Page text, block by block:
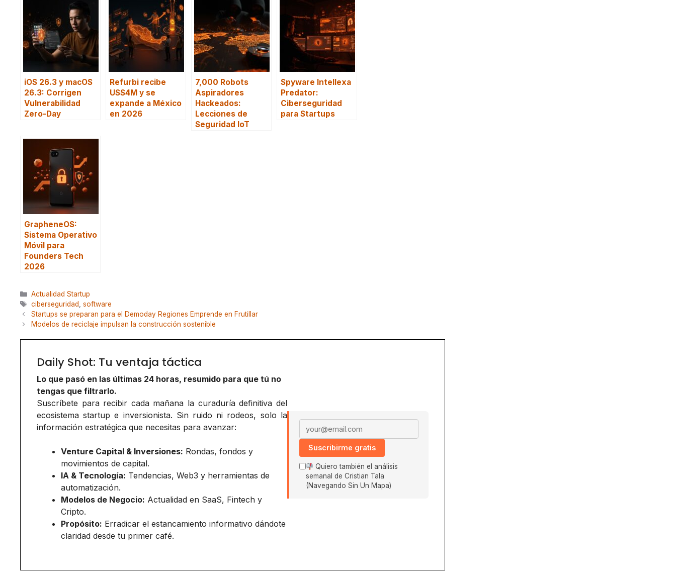
iOS 26.3 y macOS
26.3: Corrigen
Vulnerabilidad
Zero-Day
Refurbi recibe
US$4M y se
expande a México
en 2026
7,000 Robots
Aspiradores
Hackeados:
Lecciones de
Seguridad IoT
Spyware Intellexa
Predator:
Ciberseguridad
para Startups
GrapheneOS:
Sistema Operativo
Móvil para
Founders Tech
2026
Categorías
Actualidad Startup
Etiquetas
ciberseguridad
software
Startups se preparan para el Demoday Regiones Emprende en Frutillar
Modelos de reciclaje impulsan la construcción sostenible
Daily Shot: Tu ventaja táctica
Lo que pasó en las últimas 24 horas, resumido para que tú no
tengas que filtrarlo.
Suscríbete para recibir cada mañana la curaduría definitiva del
ecosistema startup e inversionista. Sin ruido ni rodeos, solo la
información estratégica que necesitas para avanzar:
Venture Capital & Inversiones: Rondas, fondos y
movimientos de capital.
IA & Tecnología: Tendencias, Web3 y herramientas de
automatización.
Modelos de Negocio: Actualidad en SaaS, Fintech y
Cripto.
Propósito: Erradicar el estancamiento informativo dándote
claridad desde tu primer café.
Email address
Suscribirme gratis
Quiero también el análisis
semanal de Cristian Tala
(Navegando Sin Un Mapa)